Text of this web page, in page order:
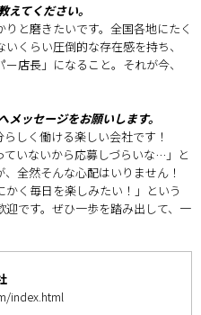
てください。
と磨きたいです。全国各地にたく
くらい圧倒的な存在感を持ち、
店長」になること。それが今、
ッセージをお願いします。
しく働ける楽しい会社です！
ていないから応募しづらいな…」と
全然そんな心配はいりません！
かく毎日を楽しみたい！」という
です。ぜひ一歩を踏み出して、一
index.html